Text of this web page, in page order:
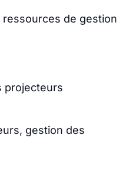
de gestion
projecteurs
gestion des